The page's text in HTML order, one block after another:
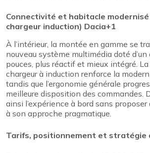
Connectivité et habitacle modernisé
chargeur induction) Dacia+1
À l’intérieur, la montée en gamme se
nouveau système multimédia doté d’un
pouces, plus réactif et mieux intégré. La
chargeur à induction renforce la
tandis que l’ergonomie générale
meilleure disposition des commandes.
ainsi l’expérience à bord sans proposer
à son approche pragmatique.
Tarifs, positionnement et stratégie